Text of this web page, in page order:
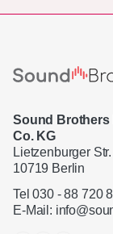
Sound Brothers
Co. KG
Lietzenburger
10719 Berlin
Tel 030 - 88 720
E-Mail: